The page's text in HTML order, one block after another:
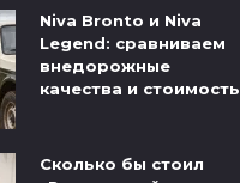
Niva Bronto и Niva
Legend: сравниваем
внедорожные
качества и стоимость
Сколько бы стоил